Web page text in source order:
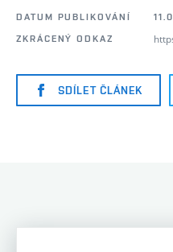
DATUM PUBLIKOVÁNÍ
ZKRÁCENÝ ODKAZ
SDÍLET ČLÁNEK